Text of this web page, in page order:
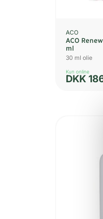
ACO
ACO
ml
30 ml olie
Kun online
DKK